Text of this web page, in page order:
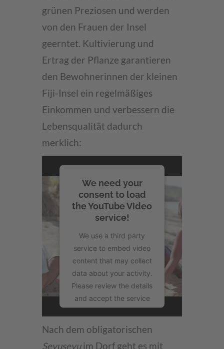
grünen Preziosen und werden
von den Frauen der Insel
geerntet. Kultivierung und
Ertrag der Pflanze garantieren
den Bewohnerinnen der kleinen
Fiji-Insel ein regelmäßiges
Einkommen und verbessern die
Lebensqualität dadurch
merklich:
We need your
consent to load
the YouTube Video
service!
We use a third party
service to embed video
content that may collect
data about your activity.
Please review the details
and accept the service
to watch this video.
More Information
Nach dem obligatorischen
Sevusevuim Dorf geht es mit